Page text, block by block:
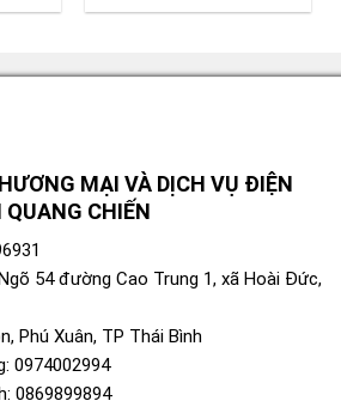
MẠI VÀ DỊCH VỤ ĐIỆN
CHIẾN
54 đường Cao Trung 1, xã Hoài Đức,
Phú Xuân, TP Thái Bình
0974002994
0869899894